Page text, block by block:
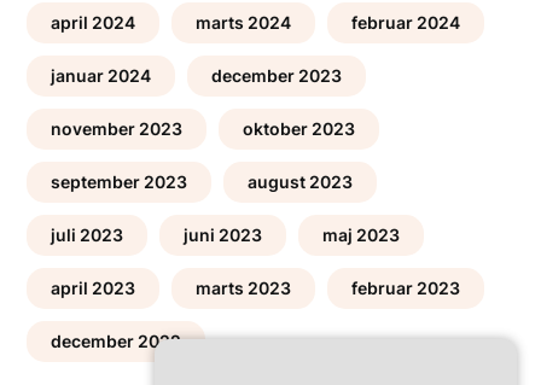
april 2024 marts 2024 februar 2024
januar 2024 december 2023
november 2023 oktober 2023
september 2023 august 2023
juli 2023 juni 2023 maj 2023
april 2023 marts 2023 februar 2023
december 2022